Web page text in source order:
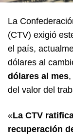
La
(CTV) exigió
el país,
dólares al
dólares al mes
del valor del
«La CTV
recuperación